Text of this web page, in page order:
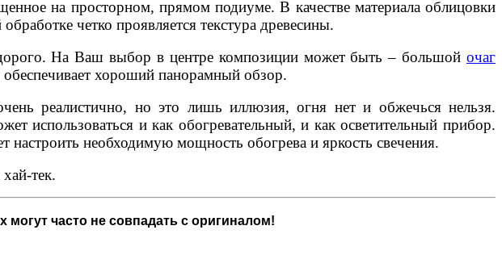
на просторном, прямом подиуме. В качестве материала облицовки
четко проявляется текстура древесины.
дорого. На Ваш выбор в центре композиции может быть – большой очаг
хороший панорамный обзор.
реалистично, но это лишь иллюзия, огня нет и обжечься нельзя.
использоваться и как обогревательный, и как осветительный прибор.
необходимую мощность обогрева и яркость свечения.
тек.
часто не совпадать с оригиналом!